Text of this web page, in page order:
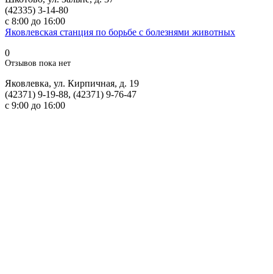
(42335) 3-14-80
с 8:00 до 16:00
Яковлевская станция по борьбе с болезнями животных
0
Отзывов пока нет
Яковлевка, ул. Кирпичная, д. 19
(42371) 9-19-88, (42371) 9-76-47
с 9:00 до 16:00